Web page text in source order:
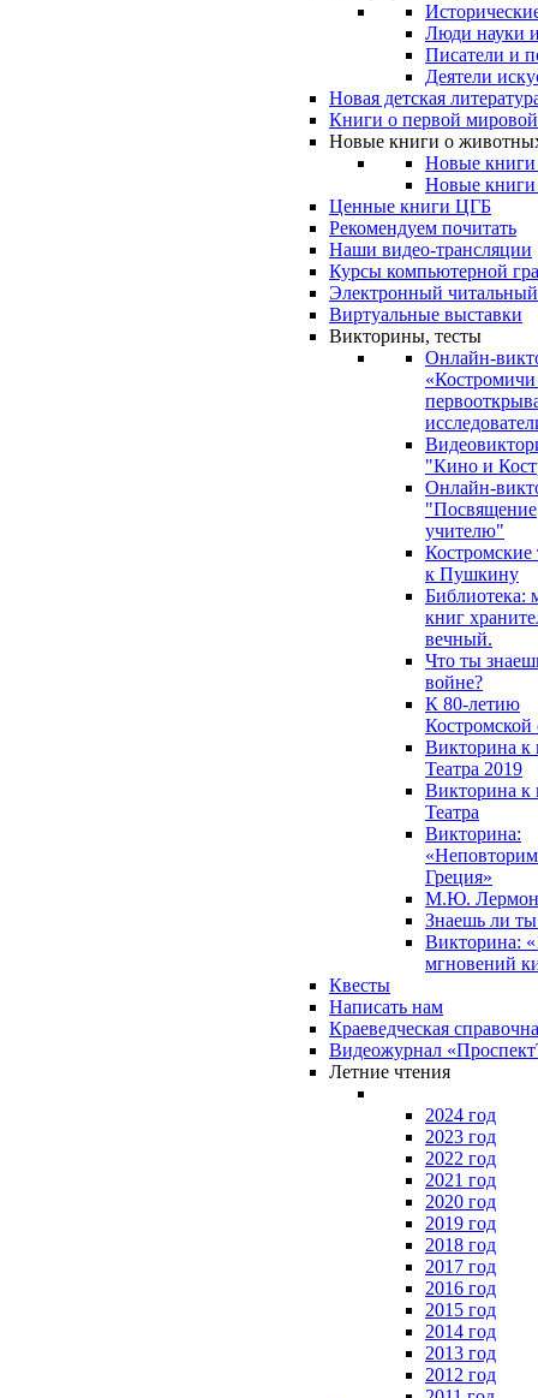
Люди науки
Писатели и
Деятели
Новая детская
Книги о первой
Новые книги о
Новые книги
Новые книги
Ценные книги ЦГБ
Рекомендуем почитать
Наши видео-трансляции
Курсы компьютерной
Электронный читальный
Виртуальные выставки
Викторины, тесты
Онлайн-
"Кино и
Онлайн-
"Посвящение
учителю"
к Пушкину
Библиотека:
книг
вечный.
Что ты
войне?
К 80-летию
Костромской
Викторина к
Театра 2019
Викторина к
Театра
Викторина:
Греция»
М.Ю.
Знаешь ли
Викторина:
мгновений
Квесты
Написать нам
Краеведческая
Видеожурнал
Летние чтения
2024 год
2023 год
2022 год
2021 год
2020 год
2019 год
2018 год
2017 год
2016 год
2015 год
2014 год
2013 год
2012 год